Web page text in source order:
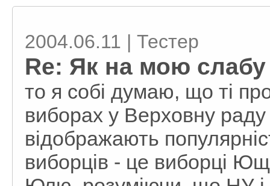
2004.06.11 | Тестер
Re: Як на мою слабу
то я собі думаю, що ті
виборах у Верховну
відображають
виборців - це виборці